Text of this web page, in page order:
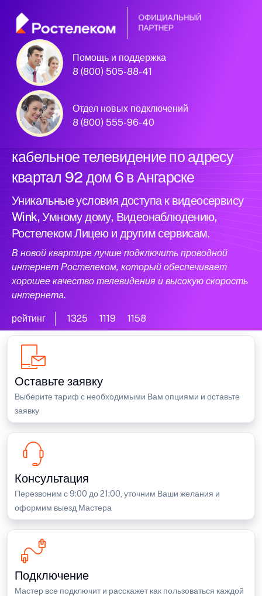
Помощь и поддержка
8 (800) 505-88-41
Отдел новых подключений
8 (800) 555-96-40
Официальный
партнер Ростелеком
Подключили новый интернет и
кабельное телевидение по адресу
квартал 92 дом 6 в Ангарске
Уникальные условия доступа к видеосервису
Wink, Умному дому, Видеонаблюдению,
Ростелеком Лицею и другим сервисам.
В новой квартире лучше подключить проводной
интернет Ростелеком, который обеспечивает
хорошее качество телевидения и высокую скорость
интернета.
рейтинг 1325 1119 1158
Оставьте заявку
Выберите тариф с необходимыми Вам опциями и оставьте
заявку
Консультация
Перезвоним с 9:00 до 21:00, уточним Ваши желания и
оформим выезд Мастера
Подключение
Мастер все подключит и расскажет как пользоваться каждой